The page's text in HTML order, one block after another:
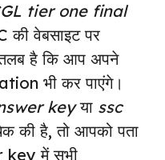
tier one final
की वेबसाइट पर
है कि आप अपने
भी कर पाएंगे।
keyया ssc
की है, तो आपको पता
key में सभी